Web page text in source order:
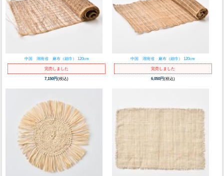
中国 湖南省 麻布（細巾） 120cm
完売しました
7,150円(税込)
中国 湖南省 麻布（細巾） 120cm
完売しました
6,050円(税込)